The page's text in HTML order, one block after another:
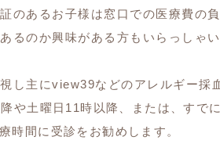
のあるお子様は窓口での医療費の負
るのか興味がある方もいらっしゃ
し主にview39などのアレルギー採
や土曜日11時以降、または、すで
時間に受診をお勧めします。